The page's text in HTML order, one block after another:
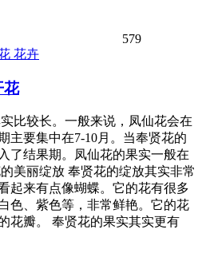
579
花卉
花
比较长。一般来说，凤仙花会在
主要集中在7-10月。当奉贤花的
了结果期。凤仙花的果实一般在
美丽绽放 奉贤花的绽放其实非常
起来有点像蝴蝶。它的花有很多
色、紫色等，非常鲜艳。它的花
花瓣。 奉贤花的果实其实更有